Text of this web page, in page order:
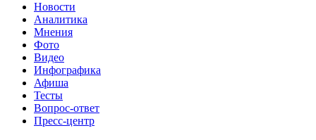
Новости
Аналитика
Мнения
Фото
Видео
Инфографика
Афиша
Тесты
Вопрос-ответ
Пресс-центр